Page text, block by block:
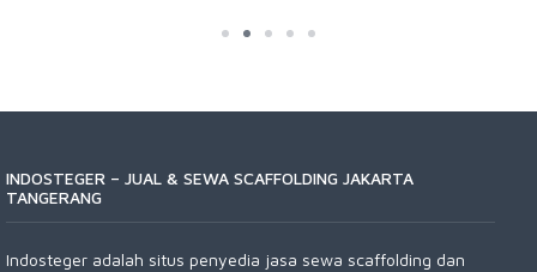
INDOSTEGER – JUAL & SEWA SCAFFOLDING JAKARTA
TANGERANG
Indosteger adalah situs penyedia jasa sewa scaffolding dan